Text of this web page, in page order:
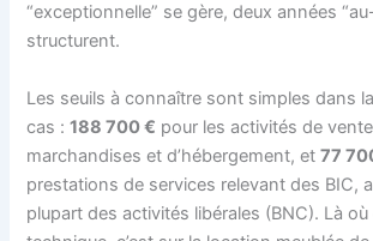
“exceptionnelle” se gère, deux années
structurent.
Les seuils à connaître sont simples dans
cas :188 700 € pour les activités de
marchandises et d’hébergement, et77
prestations de services relevant des BIC,
plupart des activités libérales (BNC). Là